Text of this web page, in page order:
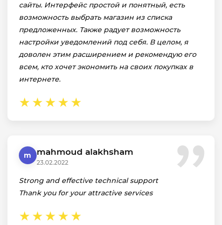
сайты. Интерфейс простой и понятный, есть
возможность выбрать магазин из списка
предложенных. Также радует возможность
настройки уведомлений под себя. В целом, я
доволен этим расширением и рекомендую его
всем, кто хочет экономить на своих покупках в
интернете.
m mahmoud alakhsham
23.02.2022
Strong and effective technical support
Thank you for your attractive services